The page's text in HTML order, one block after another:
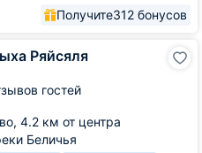
Получите312 бонусов
Ряйсяля
гостей
4.2 км от центра
Беличья